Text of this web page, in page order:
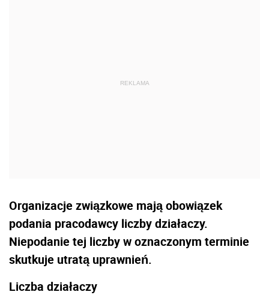
Organizacje związkowe mają obowiązek
podania pracodawcy liczby działaczy.
Niepodanie tej liczby w oznaczonym terminie
skutkuje utratą uprawnień.
Liczba działaczy